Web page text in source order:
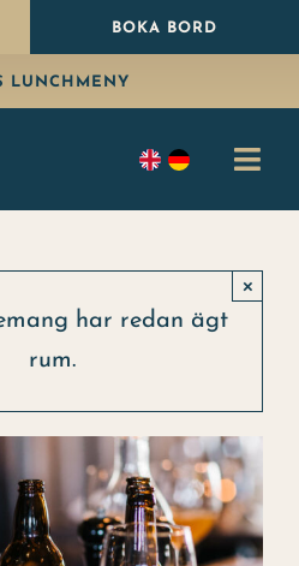
BOKA BORD
LUNCHMENY
har redan ägt
rum.
×